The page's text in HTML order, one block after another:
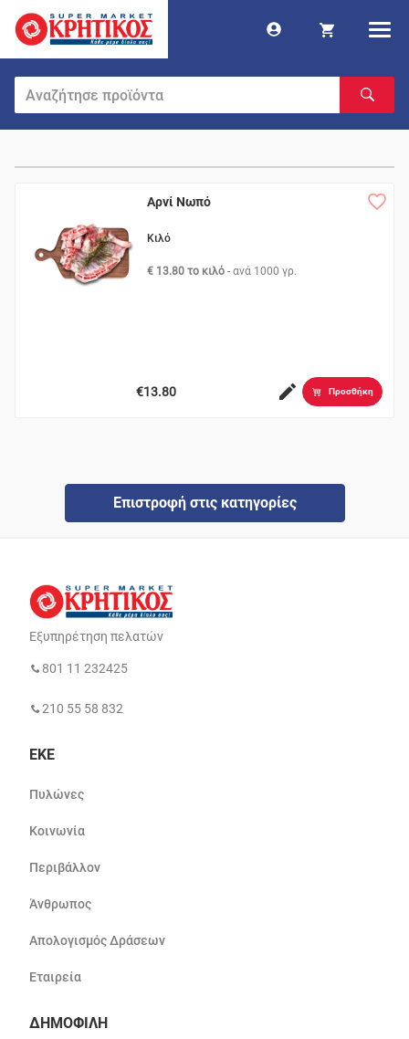
Αρνί Νωπό
Κιλό
€ 13.80 το κιλό - ανά 1000 γρ.
€13.80 Προσθήκη
Επιστροφή στις κατηγορίες
Εξυπηρέτηση πελατών
801 11 232425
210 55 58 832
ΕΚΕ
Πυλώνες
Κοινωνία
Περιβάλλον
Άνθρωπος
Απολογισμός Δράσεων
Εταιρεία
ΔΗΜΟΦΙΛΗ